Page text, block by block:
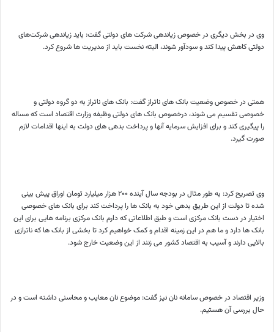
وی در بخش دیگری در خصوص زیاندهی شرکت های دولتی گفت: باید زیاندهی شرکت‌های
دولتی کاهش پیدا کند و سودآور شوند، البته نخست باید از مدیریت ها شروع کرد.
همتی در خصوص وضعیت بانک های ناتراز گفت: بانک های ناتراز به دو گروه دولتی و
خصوصی تقسیم می شوند، درخصوص بانک های دولتی وظیفه وزارت اقتصاد است که مساله
را پیگیری کند و برای افزایش سرمایه آنها و پرداخت بدهی های دولت به اینها اقدامات لازم
صورت گیرد.
وی تصریح کرد: به طور مثال در بودجه سال آینده ۲۰۰ هزار میلیارد تومان اوراق پیش بینی
شده تا دولت از این طریق بدهی خود به بانک ها را پرداخت کند برای بانک های خصوصی
اختیار در دست بانک مرکزی است و طبق اطلاعاتی که دارم بانک مرکزی برنامه هایی برای این
بانک ها دارد و ما هم در این زمینه اقدام و کمک خواهیم کرد تا بخشی از بانک ها که ناترازی
بالایی دارند و آسیب به اقتصاد کشور می زنند از این وضعیت خارج شود.
وزیر اقتصاد در خصوص سامانه نان نیز گفت: موضوع نان معایب و محاسنی داشته است و در
حال بررسی آن هستیم.